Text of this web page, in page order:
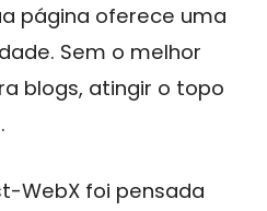
página oferece uma
Sem o melhor
blogs, atingir o topo
WebX foi pensada